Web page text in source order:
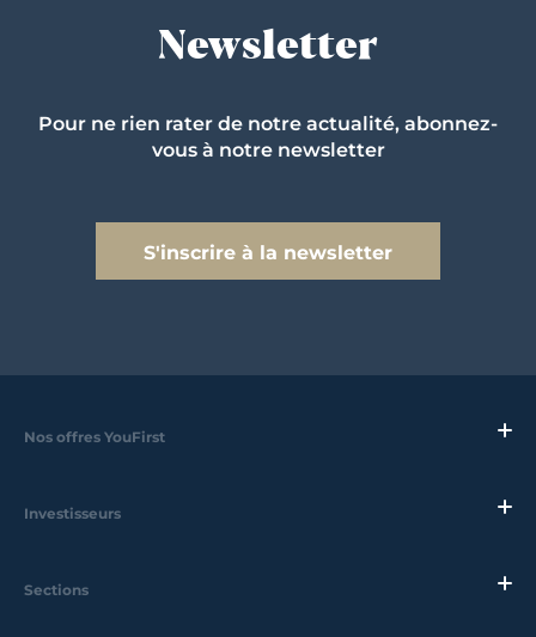
Newsletter
Pour ne rien rater de notre actualité, abonnez-
vous à notre newsletter
S'inscrire à la newsletter
Nos offres YouFirst
Investisseurs
Sections